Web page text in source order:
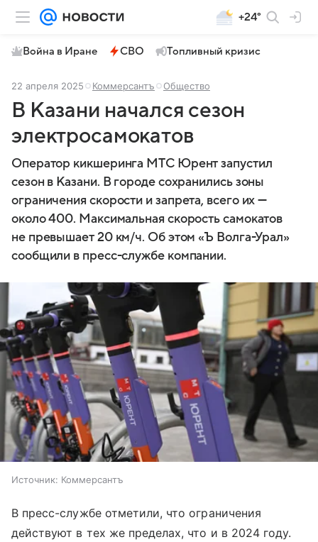
+24°
Война в Иране СВО Топливный кризис
22 апреля 2025 Коммерсантъ Общество
В Казани начался сезон
электросамокатов
Оператор кикшеринга МТС Юрент запустил
сезон в Казани. В городе сохранились зоны
ограничения скорости и запрета, всего их —
около 400. Максимальная скорость самокатов
не превышает 20 км/ч. Об этом «Ъ Волга-Урал»
сообщили в пресс-службе компании.
Источник: Коммерсантъ
В пресс-службе отметили, что ограничения
действуют в тех же пределах, что и в 2024 году.